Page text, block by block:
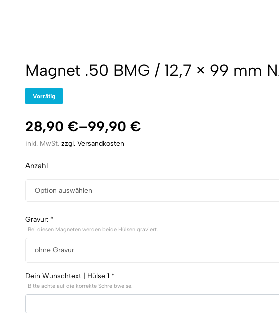
Magnet .50 BMG / 12,7 × 99 mm
Vorrätig
28,90 €–99,90 €
inkl. MwSt. zzgl. Versandkosten
Anzahl
Gravur: *
Bei diesen Magneten werden beide Hülsen graviert.
Dein Wunschtext | Hülse 1 *
Bitte achte auf die korrekte Schreibweise.